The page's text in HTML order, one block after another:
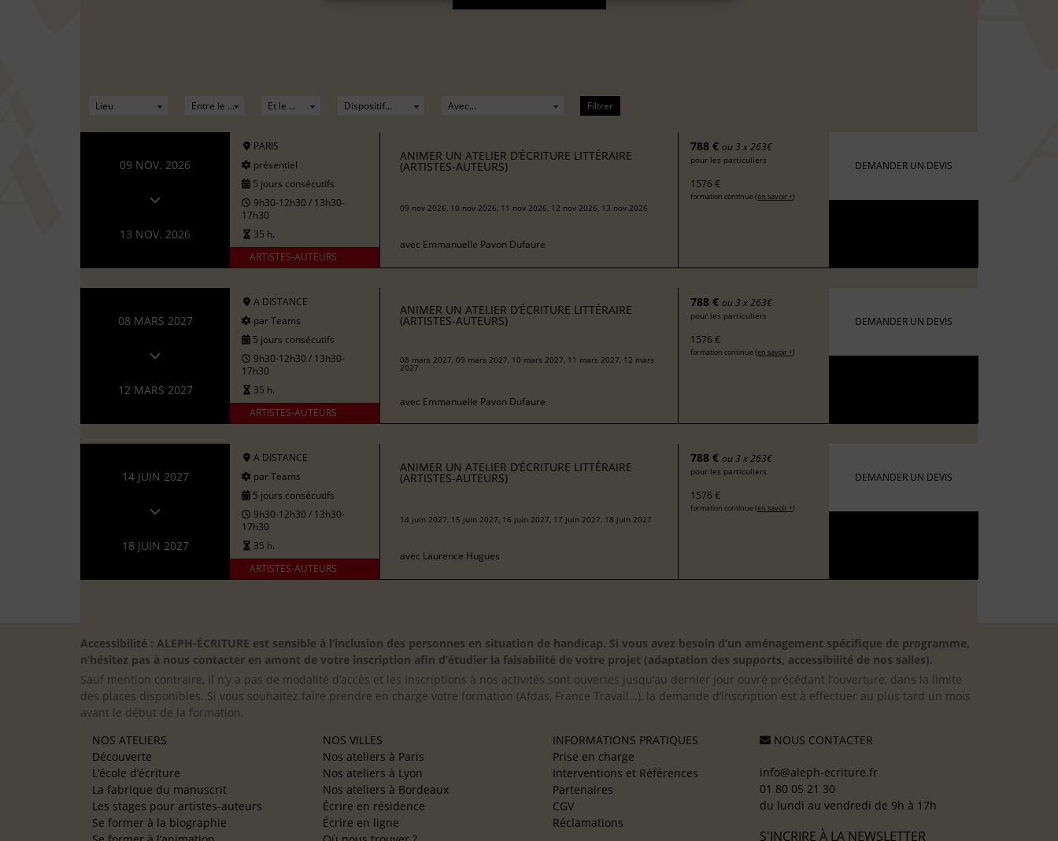
Filtrer
09 NOV. 2026
13 NOV. 2026
PARIS
présentiel
5 jours consécutifs
9h30-12h30 / 13h30-
17h30
35 h.
ARTISTES-AUTEURS
ANIMER UN ATELIER D’ÉCRITURE LITTÉRAIRE
(ARTISTES-AUTEURS)
09 nov 2026, 10 nov 2026, 11 nov 2026, 12 nov 2026, 13 nov 2026
avec Emmanuelle Pavon Dufaure
788 € ou 3 x 263€
pour les particuliers
1576 €
formation continue (en savoir +)
DEMANDER UN DEVIS
08 MARS 2027
12 MARS 2027
A DISTANCE
par Teams
5 jours consécutifs
9h30-12h30 / 13h30-
17h30
35 h.
ARTISTES-AUTEURS
ANIMER UN ATELIER D’ÉCRITURE LITTÉRAIRE
(ARTISTES-AUTEURS)
08 mars 2027, 09 mars 2027, 10 mars 2027, 11 mars 2027, 12 mars
2027
avec Emmanuelle Pavon Dufaure
788 € ou 3 x 263€
pour les particuliers
1576 €
formation continue (en savoir +)
DEMANDER UN DEVIS
14 JUIN 2027
18 JUIN 2027
A DISTANCE
par Teams
5 jours consécutifs
9h30-12h30 / 13h30-
17h30
35 h.
ARTISTES-AUTEURS
ANIMER UN ATELIER D’ÉCRITURE LITTÉRAIRE
(ARTISTES-AUTEURS)
14 juin 2027, 15 juin 2027, 16 juin 2027, 17 juin 2027, 18 juin 2027
avec Laurence Hugues
788 € ou 3 x 263€
pour les particuliers
1576 €
formation continue (en savoir +)
DEMANDER UN DEVIS
Accessibilité : ALEPH-ÉCRITURE est sensible à l’inclusion des personnes en situation de handicap. Si vous avez besoin d’un aménagement spécifique de programme,
n’hésitez pas à nous contacter en amont de votre inscription afin d’étudier la faisabilité de votre projet (adaptation des supports, accessibilité de nos salles).
Sauf mention contraire, il n’y a pas de modalité d’accès et les inscriptions à nos activités sont ouvertes jusqu’au dernier jour ouvré précédant l’ouverture, dans la limite
des places disponibles. Si vous souhaitez faire prendre en charge votre formation (Afdas, France Travail…), la demande d’inscription est à effectuer au plus tard un mois
avant le début de la formation.
NOS ATELIERS
Découverte
L’école d’écriture
La fabrique du manuscrit
Les stages pour artistes-auteurs
Se former à la biographie
NOS VILLES
Nos ateliers à Paris
Nos ateliers à Lyon
Nos ateliers à Bordeaux
Écrire en résidence
Écrire en ligne
INFORMATIONS PRATIQUES
Prise en charge
Interventions et Références
Partenaires
CGV
Réclamations
NOUS CONTACTER
info@aleph-ecriture.fr
01 80 05 21 30
du lundi au vendredi de 9h à 17h
S'INCRIRE À LA NEWSLETTER